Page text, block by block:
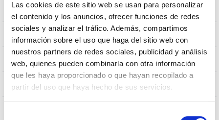
Las cookies de este sitio web se usan para personalizar
el contenido y los anuncios, ofrecer funciones de redes
sociales y analizar el tráfico. Además, compartimos
información sobre el uso que haga del sitio web con
nuestros partners de redes sociales, publicidad y análisis
web, quienes pueden combinarla con otra información
que les haya proporcionado o que hayan recopilado a
partir del uso que haya hecho de sus servicios.
Wind Resistance 0,151m2
Weight 5Kg
Measures 525x255x105mm
Mounting position Crosier Mount